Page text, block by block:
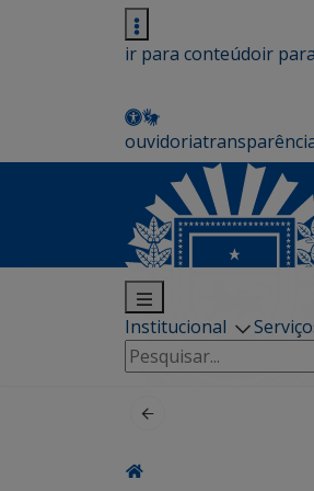
ir para conteúdoir
ouvidoria
Institucional
Pesquisar
por: